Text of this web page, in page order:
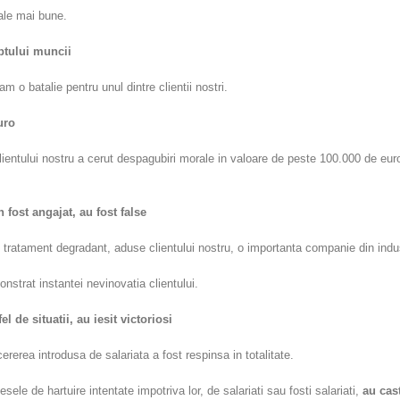
mai bune.
muncii
o batalie pentru unul dintre clientii nostri.
nostru a cerut despagubiri morale in valoare de peste 100.000 de
fost angajat, au fost false
degradant, aduse clientului nostru, o importanta companie din
instantei nevinovatia clientului.
de situatii, au iesit victoriosi
introdusa de salariata a fost respinsa in totalitate.
de hartuire intentate impotriva lor, de salariati sau fosti salariati, au